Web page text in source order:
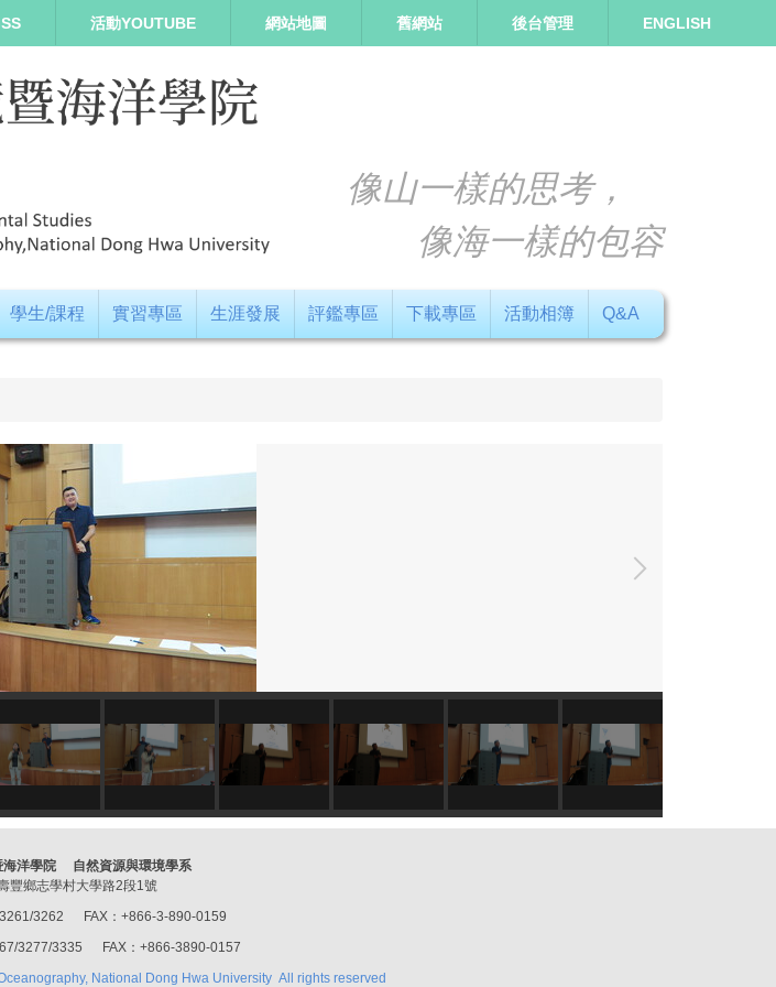
活動YOUTUBE 網站地圖 舊網站 後台管理 ENGLISH
像山一樣的思考，
像海一樣的包容
學生/課程 實習專區 生涯發展 評鑑專區 下載專區 活動相簿 Q&A
海洋學院 自然資源與環境學系
豐鄉志學村大學路2段1號
3261/3262 FAX：+866-3-890-0159
3277/3335 FAX：+866-3890-0157
National Dong Hwa University All rights reserved